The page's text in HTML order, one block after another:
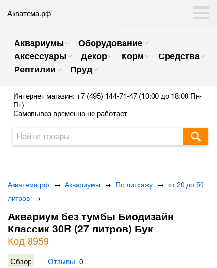
Акватема.рф
Аквариумы
Оборудование
Аксессуары
Декор Корм
Средства
Рептилии
Пруд
Интернет магазин: +7 (495) 144-71-47 (10:00 до 18:00 Пн-
Пт).
Самовывоз временно не работает
Акватема.рф → Аквариумы → По литражу → от 20 до 50
литров →
Аквариум без тумбы Биодизайн
Классик 30R (27 литров) Бук
Код 8959
Обзор Отзывы 0